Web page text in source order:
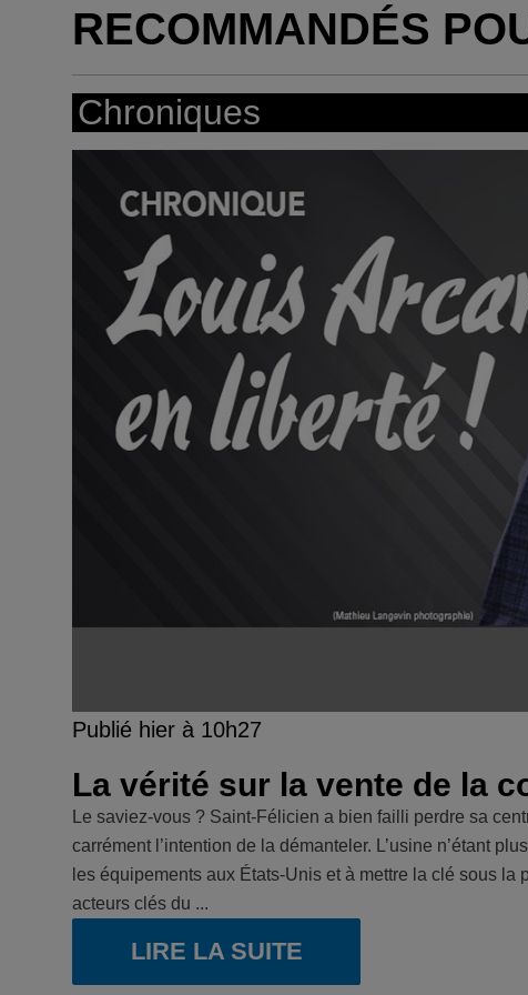
RECOMMANDÉS
Chroniques
Publié hier à 10h27
La vérité sur la vente de la
Le saviez-vous ? Saint-Félicien a bien failli perdre sa
carrément l’intention de la démanteler. L’usine n’étant
les équipements aux États-Unis et à mettre la clé sous
acteurs clés du ...
LIRE LA SUITE